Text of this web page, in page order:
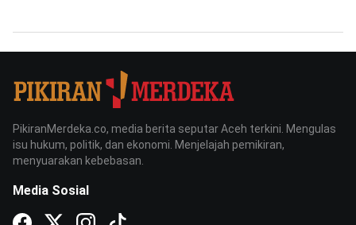
PikiranMerdeka.co, media berita seputar Aceh terkini. Mengulas
isu hukum, politik, dan ekonomi. Menjelajah pemikiran,
menyuarakan kebebasan.
Media Sosial